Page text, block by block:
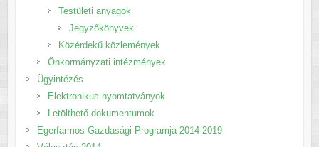
Testületi anyagok
Jegyzőkönyvek
Közérdekű közlemények
Önkormányzati intézmények
Ügyintézés
Elektronikus nyomtatványok
Letölthető dokumentumok
Egerfarmos Gazdasági Programja 2014-2019